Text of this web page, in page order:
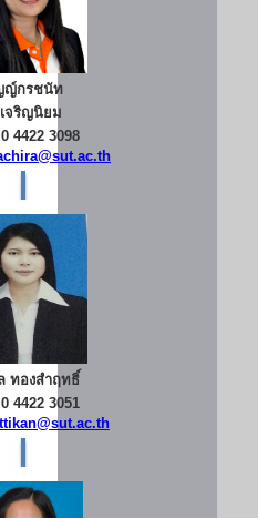
ญ์กรชนัท
จริญนิยม
4422 3098
ทองสำฤทธิ์
4422 3051